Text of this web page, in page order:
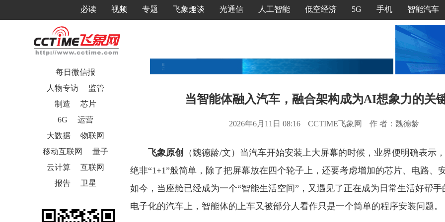
必读 视频 专题 飞象趣谈 光通信 人工智能 低空经济 5G 手机 智能汽车
每日微信报
人物专访
监管
制造
芯片
6G
运营
大数据
物联网
移动互联网
量子
云计算
互联网
报告
卫星
当智能体融入汽车，融合架构成为AI想象力的关
2026年6月11日 08:16 CCTIME飞象网 作 者：魏德龄
飞象原创
（魏德龄/文）当汽车开始安装上大屏幕的时候，业界便明确表示
绝非“1+1”般简单，除了把屏幕放在四个轮子上，还要考虑增加的芯片、电路、
如今，当座舱已经成为一个“智能生活空间”，又遇见了正在成为日常生活好帮
电子化的汽车上，智能体的上车又被部分人看作只是一个简单的程序安装问题。